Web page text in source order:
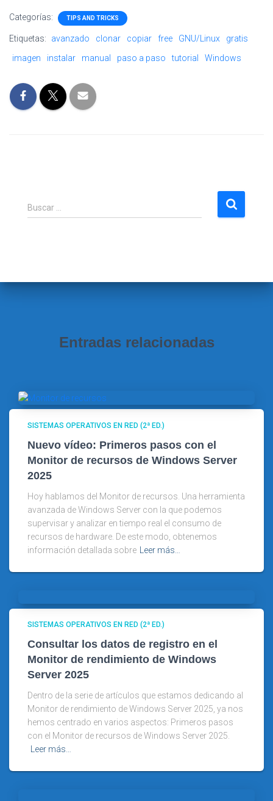
Categorías: TIPS AND TRICKS
Etiquetas: avanzado clonar copiar free GNU/Linux
gratis
imagen
instalar manual paso a paso tutorial Windows
B
u
:
Buscar …
Entradas relacionadas
SISTEMAS OPERATIVOS EN RED (2ª ED.)
Nuevo vídeo: Primeros pasos con el
Monitor de recursos de Windows Server
2025
Hoy hablamos del Monitor de recursos. Una herramienta
avanzada de Windows Server con la que podemos
supervisar y analizar en tiempo real el consumo de
recursos de hardware. De este modo, obtenemos
información detallada sobre
Leer más…
SISTEMAS OPERATIVOS EN RED (2ª ED.)
Consultar los datos de registro en el
Monitor de rendimiento de Windows
Server 2025
Dentro de la serie de artículos que estamos dedicando al
Monitor de rendimiento de Windows Server 2025, ya nos
hemos centrado en varios aspectos: Primeros pasos
con el Monitor de recursos de Windows Server 2025.
Leer más…